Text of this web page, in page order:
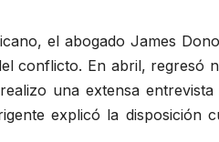
el abogado James
conflicto. En abril, regresó
una extensa
explicó la disposición